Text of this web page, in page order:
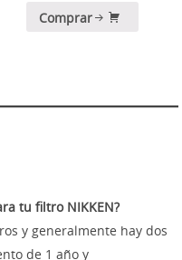
Comprar
tu filtro NIKKEN?
y generalmente hay dos
de 1 año y